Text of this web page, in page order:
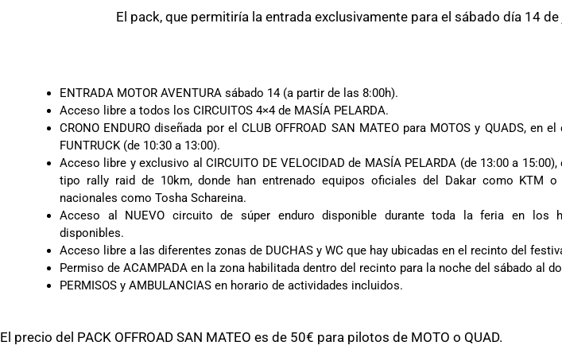
El pack, que permitiría la entrada exclusivamente para el sábado día 14
ENTRADA MOTOR AVENTURA sábado 14 (a partir de las 8:00h).
Acceso libre a todos los CIRCUITOS 4×4 de MASÍA PELARDA.
CRONO ENDURO diseñada por el CLUB OFFROAD SAN MATEO para MOTOS y QUADS, en
FUNTRUCK (de 10:30 a 13:00).
Acceso libre y exclusivo al CIRCUITO DE VELOCIDAD de MASÍA PELARDA (de 13:00 a
tipo rally raid de 10km, donde han entrenado equipos oficiales del Dakar como KTM o
nacionales como Tosha Schareina.
Acceso al NUEVO circuito de súper enduro disponible durante toda la feria en los
disponibles.
Acceso libre a las diferentes zonas de DUCHAS y WC que hay ubicadas en el recinto del
Permiso de ACAMPADA en la zona habilitada dentro del recinto para la noche del sábado al
PERMISOS y AMBULANCIAS en horario de actividades incluidos.
El precio del PACK OFFROAD SAN MATEO es de 50€ para pilotos de MOTO o QUAD.